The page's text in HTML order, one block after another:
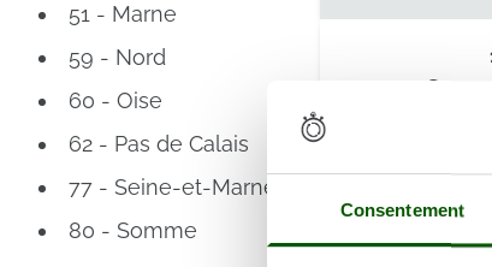
Consentement
51 - Marne
59 - Nord
60 - Oise
62 - Pas de Calais
77 - Seine-et-Marne
80 - Somme
132.00 €